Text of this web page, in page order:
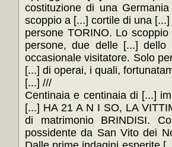
costituzione di una
scoppio a [...] cortile di una
persone TORINO. Lo
persone, due delle [...]
occasionale visitatore. Solo
[...] di operai, i quali,
[...] ///
Centinaia e centinaia di [...]
[...] HA 21 A N I SO, LA
di matrimonio BRINDISI.
possidente da San Vito dei